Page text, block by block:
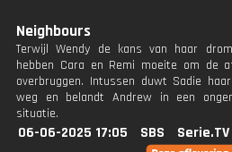
Neighbours
Terwijl Wendy de kans van haar
hebben Cara en Remi moeite om de
overbruggen. Intussen duwt Sadie
weg en belandt Andrew in een
situatie.
06-06-2025 17:05 SBS Serie.TV